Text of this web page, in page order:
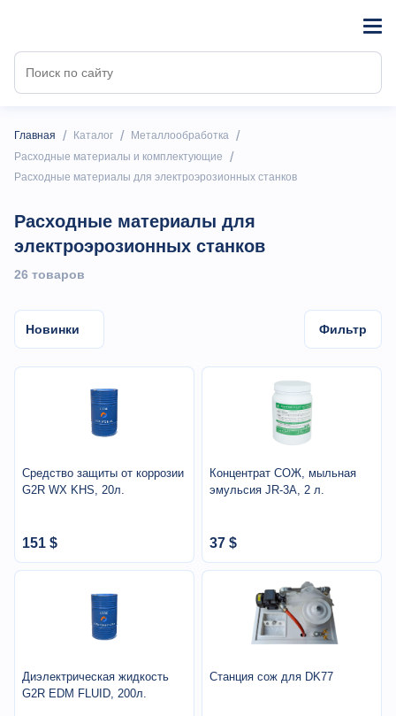
Главная / Каталог / Металлообработка /
Расходные материалы и комплектующие /
Расходные материалы для электроэрозионных станков
Расходные материалы для
электроэрозионных станков
26 товаров
Новинки Фильтр
Средство защиты от коррозии
G2R WX KHS, 20л.
151 $
Диэлектрическая жидкость
G2R EDM FLUID, 200л.
Концентрат СОЖ, мыльная
эмульсия JR-3A, 2 л.
37 $
Станция сож для DK77